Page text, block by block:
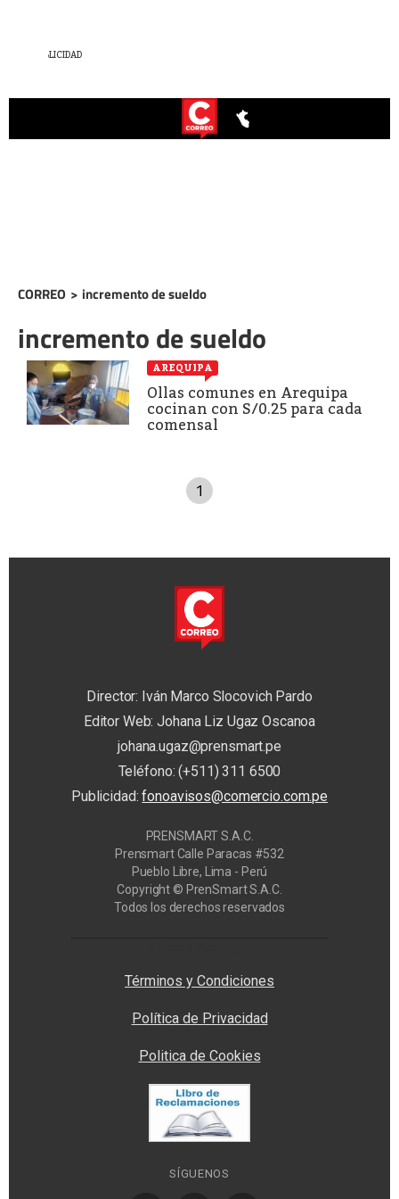
CORREO > incremento de sueldo
incremento de sueldo
AREQUIPA
Ollas comunes en Arequipa
cocinan con S/0.25 para cada
comensal
1
Director: Iván Marco Slocovich Pardo
Editor Web: Johana Liz Ugaz Oscanoa
johana.ugaz@prensmart.pe
Teléfono: (+511) 311 6500
Publicidad:fonoavisos@comercio.com.pe
PRENSMART S.A.C.
Prensmart Calle Paracas #532
Pueblo Libre, Lima - Perú
Copyright © PrenSmart S.A.C.
Todos los derechos reservados
Términos y Condiciones
Política de Privacidad
Politica de Cookies
SÍGUENOS